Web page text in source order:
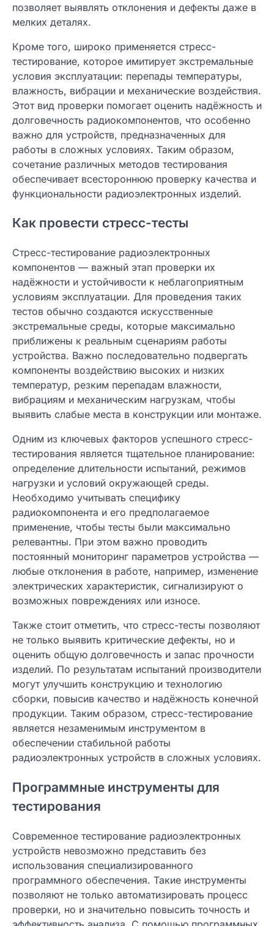
позволяет выявлять отклонения и дефекты даже в
мелких деталях.
Кроме того, широко применяется стресс-
тестирование, которое имитирует экстремальные
условия эксплуатации: перепады температуры,
влажность, вибрации и механические воздействия.
Этот вид проверки помогает оценить надёжность и
долговечность радиокомпонентов, что особенно
важно для устройств, предназначенных для
работы в сложных условиях. Таким образом,
сочетание различных методов тестирования
обеспечивает всестороннюю проверку качества и
функциональности радиоэлектронных изделий.
Как провести стресс-тесты
Стресс-тестирование радиоэлектронных
компонентов — важный этап проверки их
надёжности и устойчивости к неблагоприятным
условиям эксплуатации. Для проведения таких
тестов обычно создаются искусственные
экстремальные среды, которые максимально
приближены к реальным сценариям работы
устройства. Важно последовательно подвергать
компоненты воздействию высоких и низких
температур, резким перепадам влажности,
вибрациям и механическим нагрузкам, чтобы
выявить слабые места в конструкции или монтаже.
Одним из ключевых факторов успешного стресс-
тестирования является тщательное планирование:
определение длительности испытаний, режимов
нагрузки и условий окружающей среды.
Необходимо учитывать специфику
радиокомпонента и его предполагаемое
применение, чтобы тесты были максимально
релевантны. При этом важно проводить
постоянный мониторинг параметров устройства —
любые отклонения в работе, например, изменение
электрических характеристик, сигнализируют о
возможных повреждениях или износе.
Также стоит отметить, что стресс-тесты позволяют
не только выявить критические дефекты, но и
оценить общую долговечность и запас прочности
изделий. По результатам испытаний производители
могут улучшить конструкцию и технологию
сборки, повысив качество и надёжность конечной
продукции. Таким образом, стресс-тестирование
является незаменимым инструментом в
обеспечении стабильной работы
радиоэлектронных устройств в сложных условиях.
Программные инструменты для
тестирования
Современное тестирование радиоэлектронных
устройств невозможно представить без
использования специализированного
программного обеспечения. Такие инструменты
позволяют не только автоматизировать процесс
проверки, но и значительно повысить точность и